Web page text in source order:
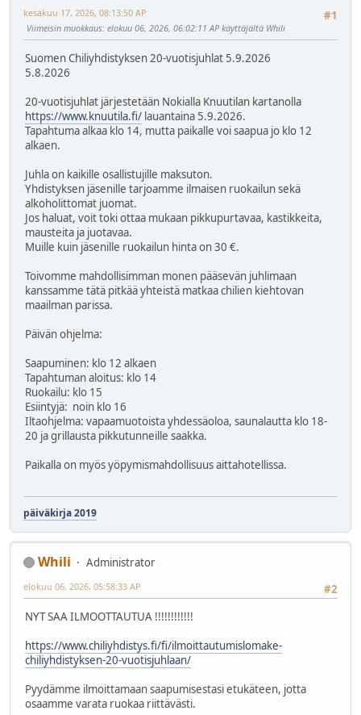
#1
kesäkuu 17, 2026, 08:13:50 AP
Viimeisin muokkaus: elokuu 06, 2026, 06:02:11 AP käyttäjältä Whili
Suomen Chiliyhdistyksen 20-vuotisjuhlat 5.9.2026
5.8.2026
20-vuotisjuhlat järjestetään Nokialla Knuutilan kartanolla
https://www.knuutila.fi/ lauantaina 5.9.2026.
Tapahtuma alkaa klo 14, mutta paikalle voi saapua jo klo 12
alkaen.
Juhla on kaikille osallistujille maksuton.
Yhdistyksen jäsenille tarjoamme ilmaisen ruokailun sekä
alkoholittomat juomat.
Jos haluat, voit toki ottaa mukaan pikkupurtavaa, kastikkeita,
mausteita ja juotavaa.
Muille kuin jäsenille ruokailun hinta on 30 €.
Toivomme mahdollisimman monen pääsevän juhlimaan
kanssamme tätä pitkää yhteistä matkaa chilien kiehtovan
maailman parissa.
Päivän ohjelma:
Saapuminen: klo 12 alkaen
Tapahtuman aloitus: klo 14
Ruokailu: klo 15
Esiintyjä: noin klo 16
Iltaohjelma: vapaamuotoista yhdessäoloa, saunalautta klo 18-
20 ja grillausta pikkutunneille saakka.
Paikalla on myös yöpymismahdollisuus aittahotellissa.
päiväkirja 2019
Whili
Administrator
#2
elokuu 06, 2026, 05:58:33 AP
NYT SAA ILMOOTTAUTUA !!!!!!!!!!!!
https://www.chiliyhdistys.fi/fi/ilmoittautumislomake-
chiliyhdistyksen-20-vuotisjuhlaan/
Pyydämme ilmoittamaan saapumisestasi etukäteen, jotta
osaamme varata ruokaa riittävästi.